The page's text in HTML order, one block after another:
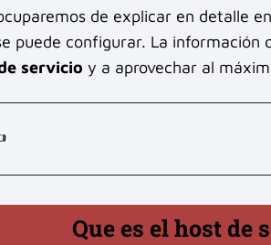
de explicar en detalle
puede configurar. La
servicio y a aprovechar al
Que es el host de